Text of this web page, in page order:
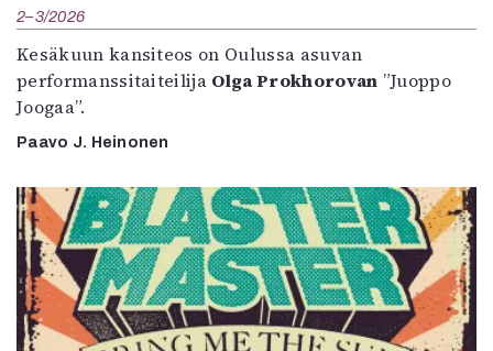
2–3/2026
Kesäkuun kansiteos on Oulussa asuvan
performanssitaiteilija Olga Prokhorovan ”Juoppo
Joogaa”.
Paavo J. Heinonen